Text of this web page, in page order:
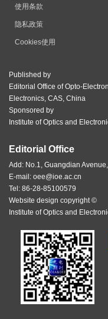
使用条款
隐私政策
Cookies使用
Published by
Editorial Office of Opto-
Electronics, CAS, China
Sponsored by
Institute of Optics and
Editorial Office
Add: No.1, Guangdian
E-mail: oee@ioe.ac.cn
Tel: 86-28-85100579
Website design copyright ©
Institute of Optics and